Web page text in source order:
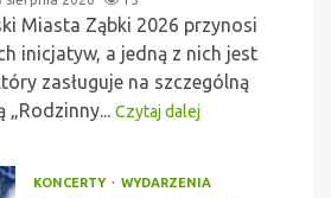
Miasta Ząbki 2026 przynosi
inicjatyw, a jedną z nich jest
zasługuje na szczególną
„Rodzinny... Czytaj dalej
KONCERTY WYDARZENIA